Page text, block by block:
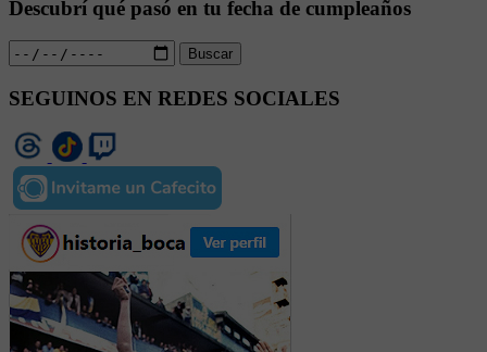
Descubrí qué pasó en tu fecha de cumpleaños
Buscar
SEGUINOS EN REDES SOCIALES